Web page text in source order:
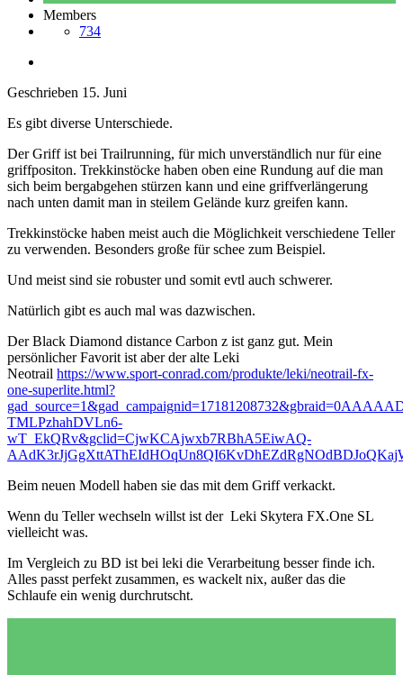
Members
734
Geschrieben 15. Juni
Es gibt diverse Unterschiede.
Der Griff ist bei Trailrunning, für mich unverständlich nur für eine
griffpositon. Trekkinstöcke haben oben eine Rundung auf die man
sich beim bergabgehen stürzen kann und eine griffverlängerung
nach unten damit man in steilem Gelände kurz greifen kann.
Trekkinstöcke haben meist auch die Möglichkeit verschiedene Teller
zu verwenden. Besonders große für schee zum Beispiel.
Und meist sind sie robuster und somit evtl auch schwerer.
Natürlich gibt es auch mal was dazwischen.
Der Black Diamond distance Carbon z ist ganz gut. Mein
persönlicher Favorit ist aber der alte Leki
Neotrail https://www.sport-conrad.com/produkte/leki/neotrail-fx-
one-superlite.html?
TMLPzhahDVLn6-
wT_EkQRv&gclid=CjwKCAjwxb7RBhA5EiwAQ-
Beim neuen Modell haben sie das mit dem Griff verkackt.
Wenn du Teller wechseln willst ist der Leki Skytera FX.One SL
vielleicht was.
Im Vergleich zu BD ist bei leki die Verarbeitung besser finde ich.
Alles passt perfekt zusammen, es wackelt nix, außer das die
Schlaufe ein wenig durchrutscht.